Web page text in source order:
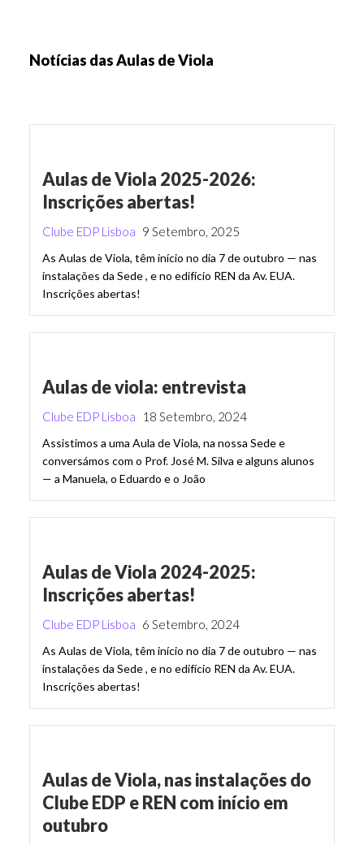
Notícias das Aulas de Viola
Aulas de Viola 2025-2026:
Inscrições abertas!
Clube EDP Lisboa 9 Setembro, 2025
As Aulas de Viola, têm início no dia 7 de outubro — nas
instalações da Sede , e no edifício REN da Av. EUA.
Inscrições abertas!
Aulas de viola: entrevista
Clube EDP Lisboa 18 Setembro, 2024
Assistimos a uma Aula de Viola, na nossa Sede e
conversámos com o Prof. José M. Silva e alguns alunos
— a Manuela, o Eduardo e o João
Aulas de Viola 2024-2025:
Inscrições abertas!
Clube EDP Lisboa 6 Setembro, 2024
As Aulas de Viola, têm início no dia 7 de outubro — nas
instalações da Sede , e no edifício REN da Av. EUA.
Inscrições abertas!
Aulas de Viola, nas instalações do
Clube EDP e REN com início em
outubro